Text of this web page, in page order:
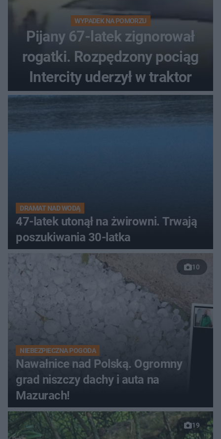
WYPADEK NA POMORZU
Pijany 67-latek zignorował
rogatki. Rozpędzony pociąg
Intercity uderzył w traktor
DRAMAT NAD WODĄ
47-latek utonął na żwirowni. Trwają
poszukiwania 30-latka
10
NIEBEZPIECZNA POGODA
Nawałnice nad Polską. Ogromny
grad niszczy dachy i auta na
Mazurach!
19